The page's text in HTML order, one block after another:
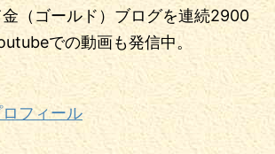
（ゴールド）ブログを連続2900
での動画も発信中。
フィール